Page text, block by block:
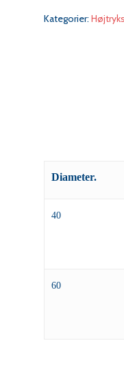
Kategorier:
Diameter.
40
60